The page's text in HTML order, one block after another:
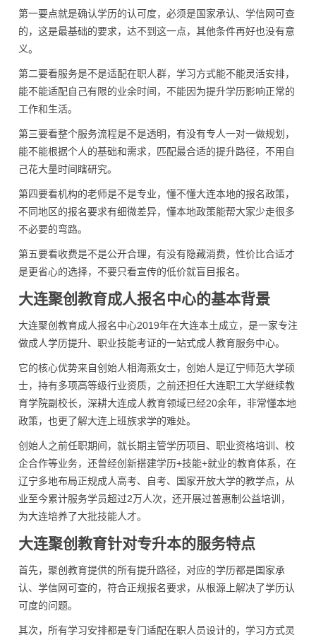
第一要点就是确认学历的认可度，必须是国家承认、学信网可查
的，这是最基础的要求，达不到这一点，其他条件再好也没有意
义。
第二要看服务是不是适配在职人群，学习方式能不能灵活安排，
能不能适配自己有限的业余时间，不能因为提升学历影响正常的
工作和生活。
第三要看整个服务流程是不是透明，有没有专人一对一做规划，
能不能根据个人的基础和需求，匹配最合适的提升路径，不用自
己花大量时间瞎研究。
第四要看机构的老师是不是专业，懂不懂大连本地的报名政策，
不同地区的报名要求有细微差异，懂本地政策能帮大家少走很多
不必要的弯路。
第五要看收费是不是公开合理，有没有隐藏消费，性价比合适才
是更省心的选择，不要只看宣传的低价就盲目报名。
大连聚创教育成人报名中心的基本背景
大连聚创教育成人报名中心2019年在大连本土成立，是一家专注
做成人学历提升、职业技能考证的一站式成人教育服务中心。
它的核心优势来自创始人相海燕女士，创始人是辽宁师范大学硕
士，持有多项高等级行业资质，之前还担任大连职工大学继续教
育学院副校长，深耕大连成人教育领域已经20余年，非常懂本地
政策，也更了解大连上班族求学的难处。
创始人之前任职期间，就长期主管学历项目、职业资格培训、校
企合作等业务，还曾经创新搭建学历+技能+就业的教育体系，在
辽宁多地布局正规成人高考、自考、国家开放大学的教学点，从
业至今累计服务学员超过2万人次，还开展过普惠制公益培训，
为大连培养了大批技能人才。
大连聚创教育针对专升本的服务特点
首先，聚创教育提供的所有提升路径，对应的学历都是国家承
认、学信网可查的，符合正规报名要求，从根源上解决了学历认
可度的问题。
其次，所有学习安排都是专门适配在职人员设计的，学习方式灵